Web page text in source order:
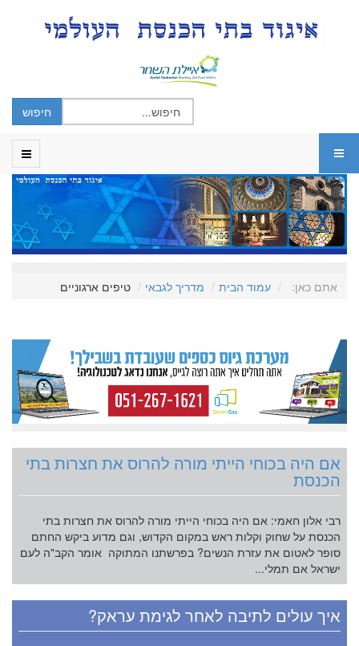
אתם כאן: עמוד הבית מדריך לגבאי טיפים ארגוניים
אם היה בכוחי הייתי מורה להרוס את חצרות בתי
הכנסת
רבי אלון חאמי: אם היה בכוחי הייתי מורה להרוס את חצרות בתי
הכנסת על שחוק וקלות ראש במקום הקדוש, וגם מדוע ביקש החתם
סופר לאטום את עזרת הנשים? בפרשתנו המתוקה אומר הקב"ה לעם
ישראל אם תמלי...
איך עולים לתיבה לאחר לגימת עראק?